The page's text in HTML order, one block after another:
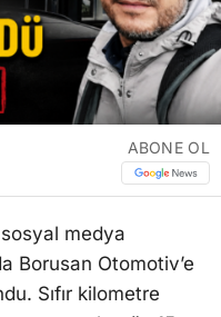
ABONE OL
sosyal medya
Borusan Otomotiv’e
Sıfır kilometre